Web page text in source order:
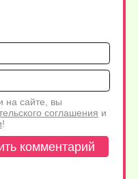
Имя*
на сайте, вы
соглашения и
!